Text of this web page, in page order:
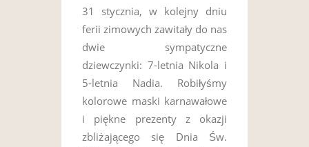
31 stycznia, w kolejny dniu
ferii zimowych zawitały do nas
dwie sympatyczne
dziewczynki: 7-letnia Nikola i
5-letnia Nadia. Robiłyśmy
kolorowe maski karnawałowe
i piękne prezenty z okazji
zbliżającego się Dnia Św.